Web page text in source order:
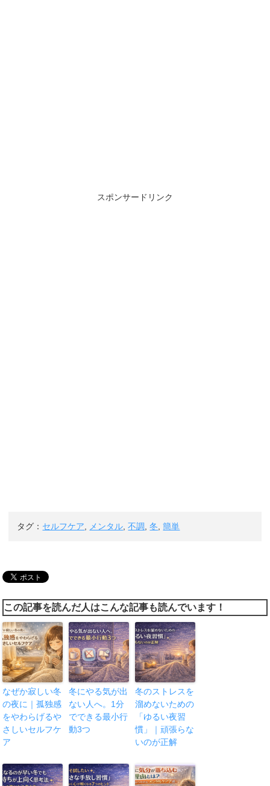
スポンサードリンク
タグ： セルフケア, メンタル,不調,冬,簡単
この記事を読んだ人はこんな記事も読んでいます！
なぜか寂しい冬
の夜に｜孤独感
をやわらげるや
さしいセルフケ
ア
冬にやる気が出
ない人へ。1分
でできる最小行
動3つ
冬のストレスを
溜めないための
「ゆるい夜習
慣」｜頑張らな
いのが正解